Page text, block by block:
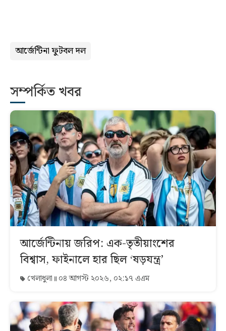
আর্জেন্টিনা ফুটবল দল
সম্পর্কিত খবর
আর্জেন্টিনায় জরিপ: এক-তৃতীয়াংশের
বিশ্বাস, ফাইনালে হার ছিল ‘ষড়যন্ত্র’
খেলাধুলা ০৪ আগস্ট ২০২৬, ০২:১৭ এএম